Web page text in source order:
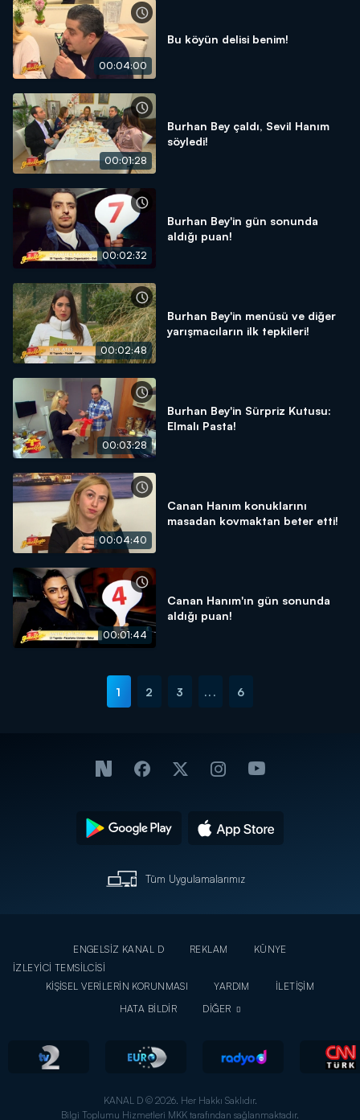
00:04:00
Bu köyün delisi benim!
00:01:28
Burhan Bey çaldı, Sevil Hanım
söyledi!
00:02:32
Burhan Bey'in gün sonunda
aldığı puan!
00:02:48
Burhan Bey'in menüsü ve diğer
yarışmacıların ilk tepkileri!
00:03:28
Burhan Bey'in Sürpriz Kutusu:
Elmalı Pasta!
00:04:40
Canan Hanım konuklarını
masadan kovmaktan beter etti!
00:01:44
Canan Hanım'ın gün sonunda
aldığı puan!
1 2 3 ... 6
Tüm Uygulamalarımız
ENGELSİZ KANAL D REKLAM
KÜNYE
İZLEYİCİ TEMSİLCİSİ
KİŞİSEL VERİLERİN KORUNMASI
YARDIM
İLETİŞİM
HATA BİLDİR
DİĞER
KANAL D © 2026. Her Hakkı Saklıdır.
Bilgi Toplumu Hizmetleri MKK tarafından sağlanmaktadır.